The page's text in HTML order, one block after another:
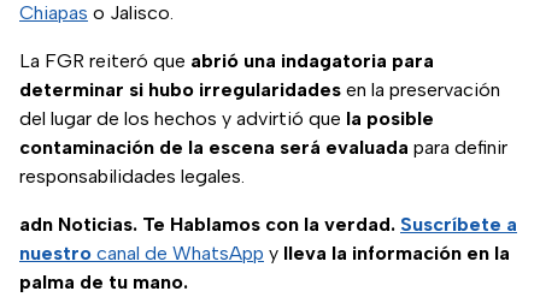
Chiapas o Jalisco.
La FGR reiteró que abrió una indagatoria para
determinar si hubo irregularidades en la preservación
del lugar de los hechos y advirtió que la posible
contaminación de la escena será evaluada para definir
responsabilidades legales.
adn Noticias. Te Hablamos con la verdad. Suscríbete a
nuestro canal de WhatsApp y lleva la información en la
palma de tu mano.